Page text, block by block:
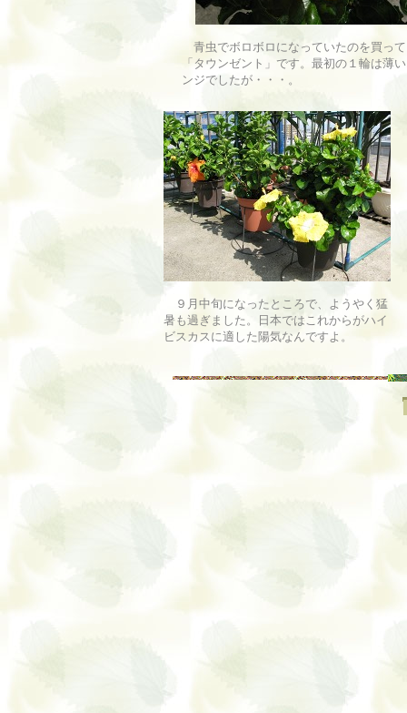
青虫でボロボロになっていたのを買っ
「タウンゼント」です。最初の１輪は薄
ンジでしたが・・・。
９月中旬になったところで、ようやく猛
暑も過ぎました。日本ではこれからがハイ
ビスカスに適した陽気なんですよ。